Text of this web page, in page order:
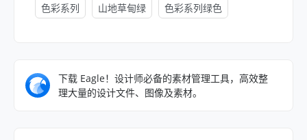
色彩系列 山地草甸绿 色彩系列绿色
下载 Eagle！设计师必备的素材管理工具，高效整
理大量的设计文件、图像及素材。